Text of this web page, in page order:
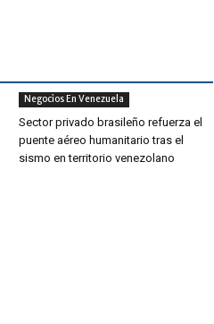
Negocios En Venezuela
Sector privado brasileño refuerza el
puente aéreo humanitario tras el
sismo en territorio venezolano